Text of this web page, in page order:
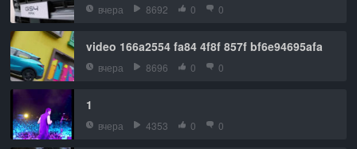
вчера 8692 0 0
video 166a2554 fa84 4f8f 857f bf6e94695afa
вчера 8696 0 0
1
вчера 4353 0 0